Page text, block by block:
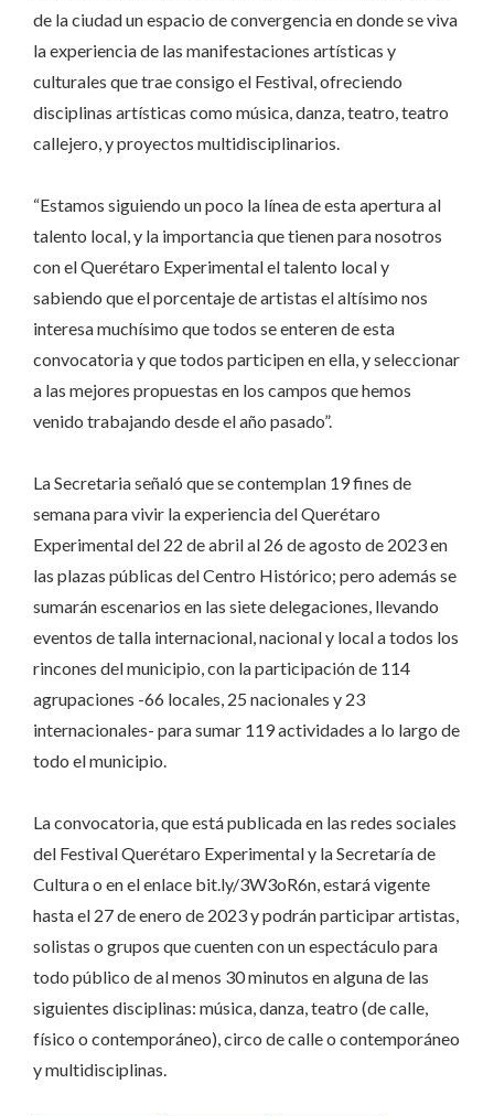
de la ciudad un espacio de convergencia en donde se viva
la experiencia de las manifestaciones artísticas y
culturales que trae consigo el Festival, ofreciendo
disciplinas artísticas como música, danza, teatro, teatro
callejero, y proyectos multidisciplinarios.
“Estamos siguiendo un poco la línea de esta apertura al
talento local, y la importancia que tienen para nosotros
con el Querétaro Experimental el talento local y
sabiendo que el porcentaje de artistas el altísimo nos
interesa muchísimo que todos se enteren de esta
convocatoria y que todos participen en ella, y seleccionar
a las mejores propuestas en los campos que hemos
venido trabajando desde el año pasado”.
La Secretaria señaló que se contemplan 19 fines de
semana para vivir la experiencia del Querétaro
Experimental del 22 de abril al 26 de agosto de 2023 en
las plazas públicas del Centro Histórico; pero además se
sumarán escenarios en las siete delegaciones, llevando
eventos de talla internacional, nacional y local a todos los
rincones del municipio, con la participación de 114
agrupaciones -66 locales, 25 nacionales y 23
internacionales- para sumar 119 actividades a lo largo de
todo el municipio.
La convocatoria, que está publicada en las redes sociales
del Festival Querétaro Experimental y la Secretaría de
Cultura o en el enlace bit.ly/3W3oR6n, estará vigente
hasta el 27 de enero de 2023 y podrán participar artistas,
solistas o grupos que cuenten con un espectáculo para
todo público de al menos 30 minutos en alguna de las
siguientes disciplinas: música, danza, teatro (de calle,
físico o contemporáneo), circo de calle o contemporáneo
y multidisciplinas.